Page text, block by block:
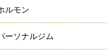
ルモン
ーソナルジム